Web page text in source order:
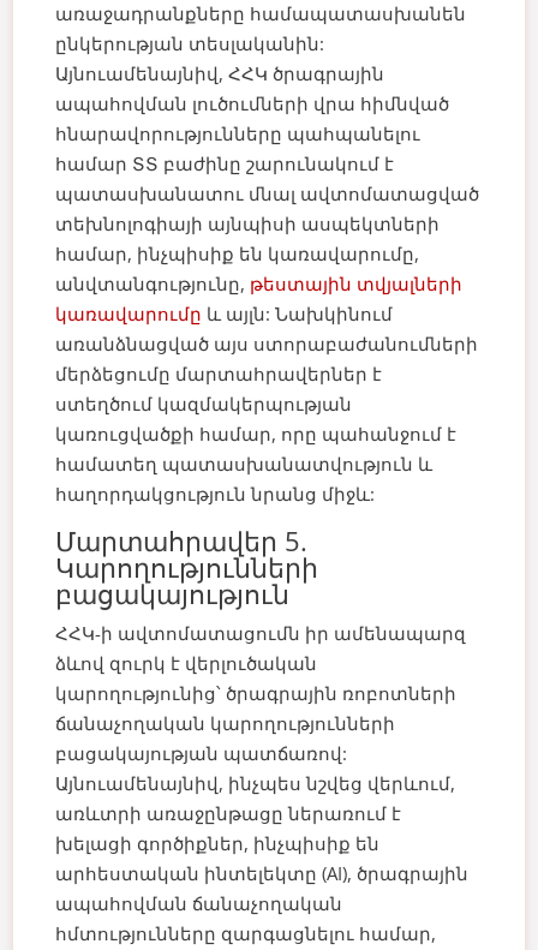
առաջադրանքները համապատասխանեն
ընկերության տեսլականին:
Այնուամենայնիվ, ՀՀԿ ծրագրային
ապահովման լուծումների վրա հիմնված
հնարավորությունները պահպանելու
համար ՏՏ բաժինը շարունակում է
պատասխանատու մնալ ավտոմատացված
տեխնոլոգիայի այնպիսի ասպեկտների
համար, ինչպիսիք են կառավարումը,
անվտանգությունը, թեստային տվյալների
կառավարումը և այլն:Նախկինում
առանձնացված այս ստորաբաժանումների
մերձեցումը մարտահրավերներ է
ստեղծում կազմակերպության
կառուցվածքի համար, որը պահանջում է
համատեղ պատասխանատվություն և
հաղորդակցություն նրանց միջև:
Մարտահրավեր 5.
Կարողությունների
բացակայություն
ՀՀԿ-ի ավտոմատացումն իր ամենապարզ
ձևով զուրկ է վերլուծական
կարողությունից՝ ծրագրային ռոբոտների
ճանաչողական կարողությունների
բացակայության պատճառով:
Այնուամենայնիվ, ինչպես նշվեց վերևում,
առևտրի առաջընթացը ներառում է
խելացի գործիքներ, ինչպիսիք են
արհեստական ինտելեկտը (AI), ծրագրային
ապահովման ճանաչողական
հմտությունները զարգացնելու համար,